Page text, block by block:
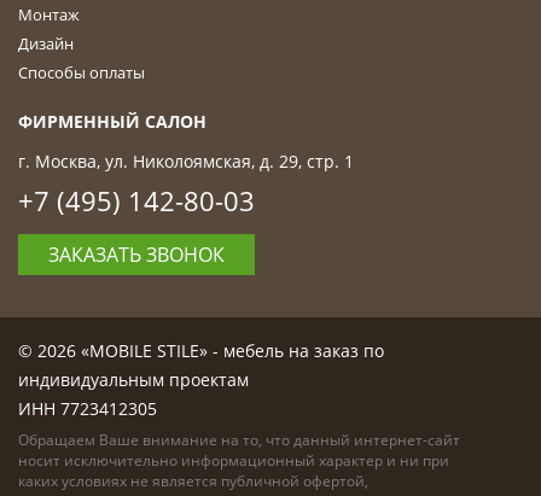
Монтаж
Дизайн
Способы оплаты
ФИРМЕННЫЙ САЛОН
г. Москва, ул. Николоямская, д. 29, стр. 1
+7 (495) 142-80-03
ЗАКАЗАТЬ ЗВОНОК
© 2026 «MOBILE STILE» - мебель на заказ по
индивидуальным проектам
ИНН 7723412305
Обращаем Ваше внимание на то, что данный интернет-сайт
носит исключительно информационный характер и ни при
каких условиях не является публичной офертой,